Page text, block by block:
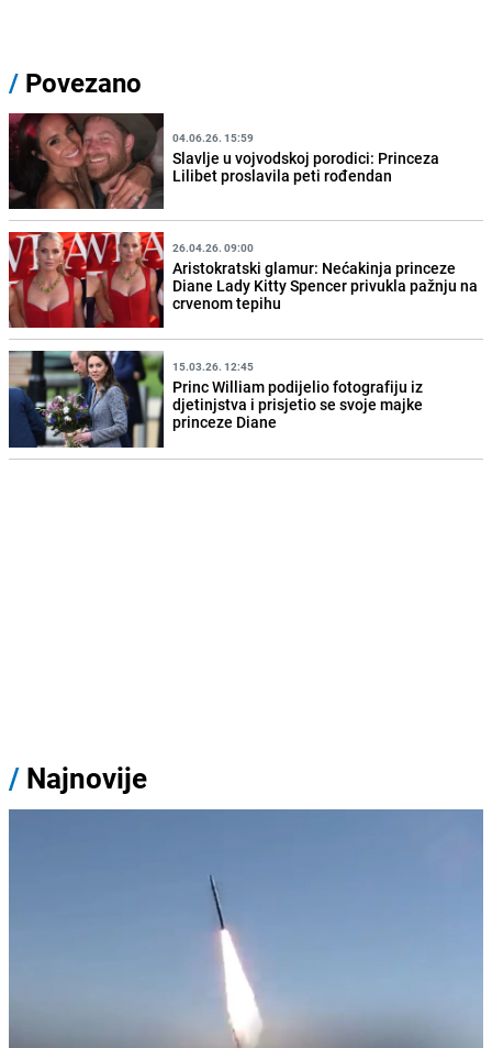
/ Povezano
04.06.26. 15:59
Slavlje u vojvodskoj porodici: Princeza
Lilibet proslavila peti rođendan
26.04.26. 09:00
Aristokratski glamur: Nećakinja princeze
Diane Lady Kitty Spencer privukla pažnju na
crvenom tepihu
15.03.26. 12:45
Princ William podijelio fotografiju iz
djetinjstva i prisjetio se svoje majke
princeze Diane
/ Najnovije